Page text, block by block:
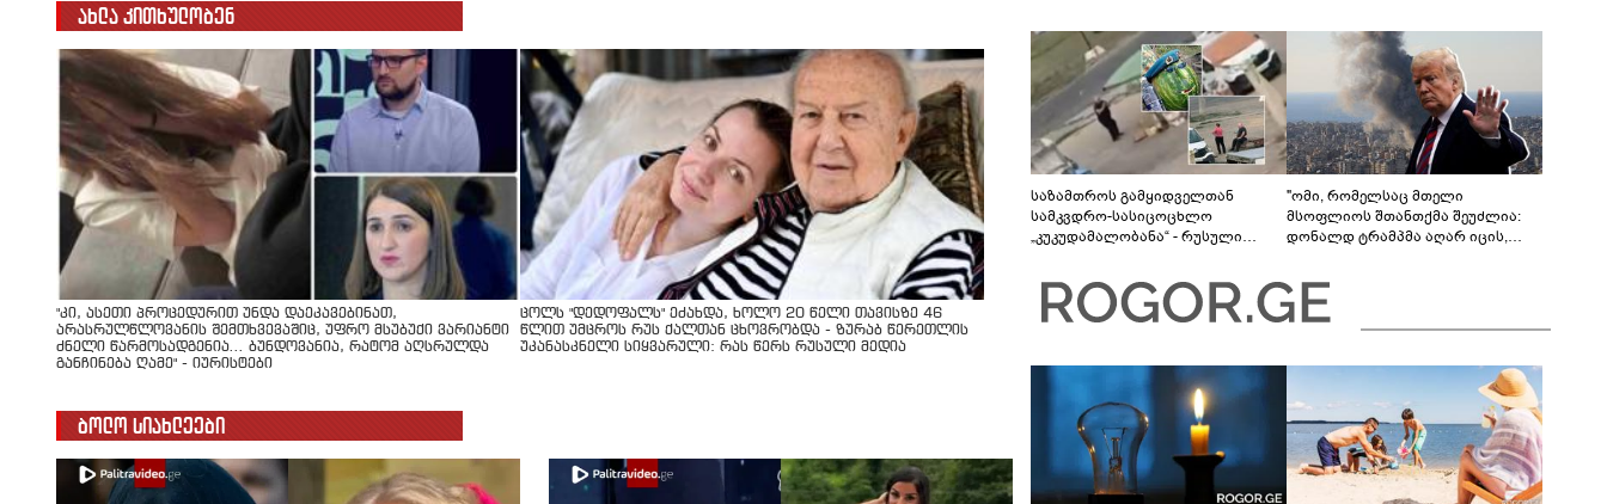
ახლა კითხულობენ
"კი, ასეთი პროცედურით უნდა დაეკავებინათ,
არასრულწლოვანის შემთხვევაშიც, უფრო მსუბუქი ვარიანტი
ძნელი წარმოსადგენია... ბუნდოვანია, რატომ აღსრულდა
განჩინება ღამე" - იურისტები
ცოლს "დედოფალს" ეძახდა, ხოლო 20 წელი თავისზე 46
წლით უმცროს რუს ქალთან ცხოვრობდა - ზურაბ წერეთლის
უკანასკნელი სიყვარული: რას წერს რუსული მედია
ბოლო სიახლეები
საზამთროს გამყიდველთან
სამკვდრო-სასიცოცხლო
„კუკუდამალობანა“ - რუსული
"ომი, რომელსაც მთელი
მსოფლიოს შთანთქმა შეუძლია:
დონალდ ტრამპმა აღარ იცის,